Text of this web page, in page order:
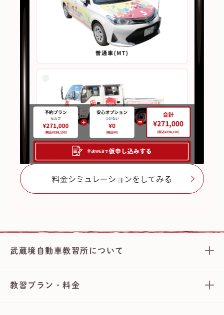
料金シミュレーションをしてみる
武蔵境自動車教習所について
教習プラン・料金